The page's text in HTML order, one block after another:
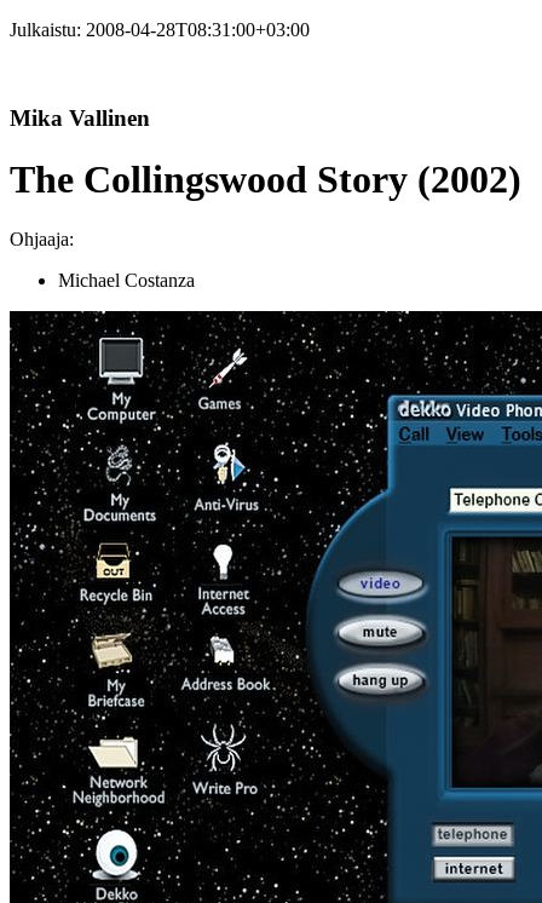
Julkaistu: 2008-04-28T08:31:00+03:00
Mika Vallinen
The Collingswood Story (2002)
Ohjaaja:
Michael Costanza